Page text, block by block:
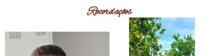
Recordações